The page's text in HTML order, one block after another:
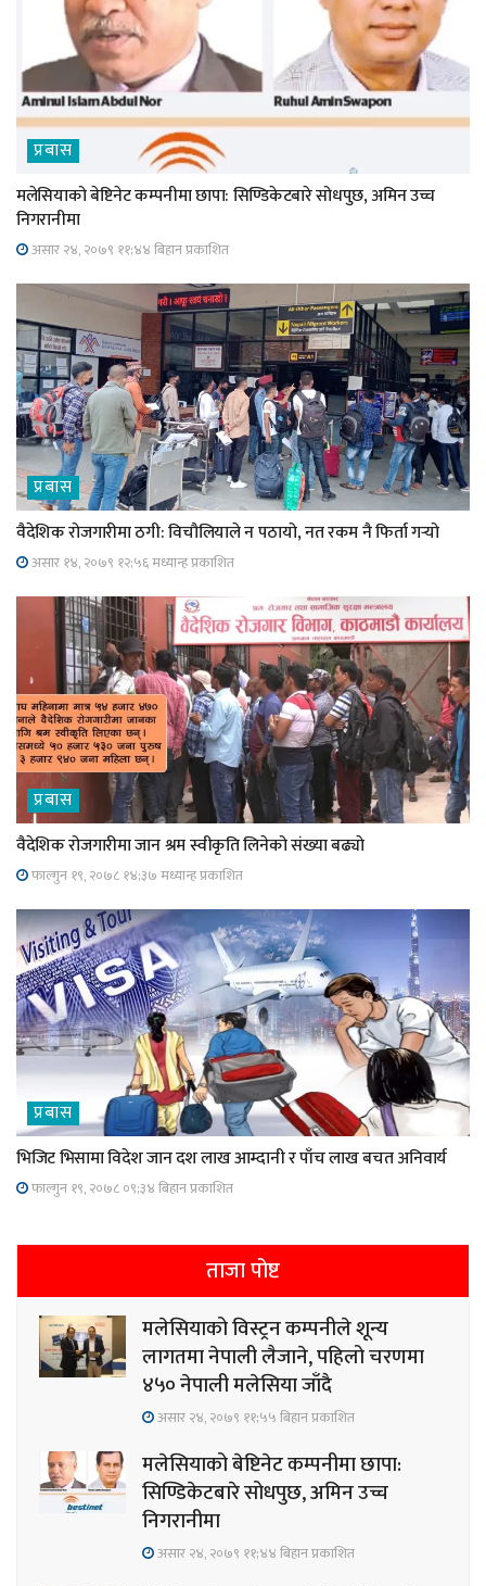
प्रबास
मलेसियाको बेष्टिनेट कम्पनीमा छापा: सिण्डिकेटबारे सोधपुछ, अमिन उच्च
निगरानीमा
असार २४, २०७९ ११;४४ बिहान प्रकाशित
प्रबास
वैदेशिक रोजगारीमा ठगी: विचौलियाले न पठायो, नत रकम नै फिर्ता गर्‍यो
असार १४, २०७९ १२;५६ मध्यान्ह प्रकाशित
प्रबास
वैदेशिक रोजगारीमा जान श्रम स्वीकृति लिनेको संख्या बढ्याे
फाल्गुन १९, २०७८ १४;३७ मध्यान्ह प्रकाशित
प्रबास
भिजिट भिसामा विदेश जान दश लाख आम्दानी र पाँच लाख बचत अनिवार्य
फाल्गुन १९, २०७८ ०९;३४ बिहान प्रकाशित
ताजा पोष्ट
मलेसियाको विस्ट्रन कम्पनीले शून्य
लागतमा नेपाली लैजाने, पहिलो चरणमा
४५० नेपाली मलेसिया जाँदै
असार २४, २०७९ ११;५५ बिहान प्रकाशित
मलेसियाको बेष्टिनेट कम्पनीमा छापा:
सिण्डिकेटबारे सोधपुछ, अमिन उच्च
निगरानीमा
असार २४, २०७९ ११;४४ बिहान प्रकाशित